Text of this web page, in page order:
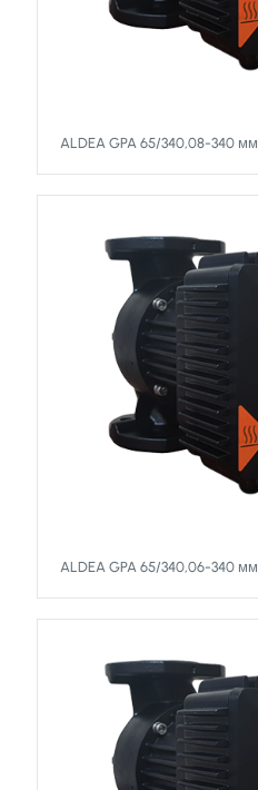
ALDEA GPA 65/340,08-340 мм
ALDEA GPA 65/340,06-340 мм